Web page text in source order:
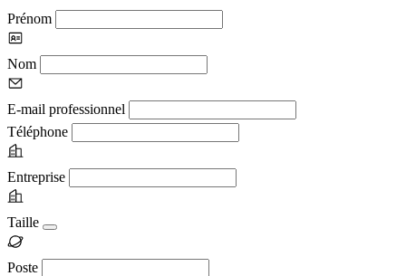
Prénom
Nom
E-mail professionnel
Téléphone
Entreprise
Taille
Poste